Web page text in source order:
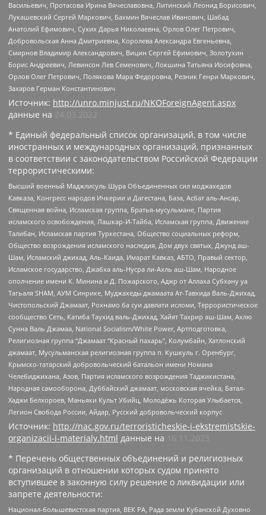
Васильевич, Протасова Ирина Вячеславовна, Литинский Леонид Борисович,
Лукашевский Сергей Маркович, Бахмин Вячеслав Иванович, Шабад
Анатолий Ефимович, Сухих Дарья Николаевна, Орлов Олег Петрович,
Добровольская Анна Дмитриевна, Королева Александра Евгеньевна,
Смирнов Владимир Александрович, Вицин Сергей Ефимович, Золотухин
Борис Андреевич, Левинсон Лев Семенович, Локшина Татьяна Иосифовна,
Орлов Олег Петрович, Полякова Мара Федоровна, Резник Генри Маркович,
Захаров Герман Константинович
Источник: http://unro.minjust.ru/NKOForeignAgent.aspx
данные на 24.03.2022
* Единый федеральный список организаций, в том числе
иностранных и международных организаций, признанных
в соответствии с законодательством Российской Федерации
террористическими:
Высший военный Маджлисуль Шура Объединенных сил моджахедов
Кавказа, Конгресс народов Ичкерии и Дагестана, База, Асбат аль-Ансар,
Священная война, Исламская группа, Братья-мусульмане, Партия
исламского освобождения, Лашкар-И-Тайба, Исламская группа, Движение
Талибан, Исламская партия Туркестана, Общество социальных реформ,
Общество возрождения исламского наследия, Дом двух святых, Джунд аш-
Шам, Исламский джихад, Аль-Каида, Имарат Кавказ, АБТО, Правый сектор,
Исламское государство, Джабха аль-Нусра ли-Ахль аш-Шам, Народное
ополчение имени К. Минина и Д. Пожарского, Аджр от Аллаха Субхану уа
Тагьаля SHAM, АУМ Синрике, Муджахеды джамаата Ат-Тавхида Валь-Джихад,
Чистопольский Джамаат, Рохнамо ба суи давлати исломи, Террористическое
сообщество Сеть, Катиба Таухид валь-Джихад, Хайят Тахрир аш-Шам, Ахлю
Сунна Валь Джамаа, National Socialism/White Power, Артподготовка,
Религиозная группа “Джамаат “Красный пахарь”, Колумбайн, Хатлонский
джамаат, Мусульманская религиозная группа п. Кушкуль г. Оренбург,
Крымско-татарский добровольческий батальон имени Номана
Челебиджихана, Азов, Партия исламского возрождения Таджикистана,
Народная самооборона, Дуббайский джамаат, московская ячейка, Батал-
Хаджи Белхороев, Маньяки Культ Убийц, Молодёжь Которая Улыбается,
Легион Свобода России, Айдар, Русский добровольческий корпус
Источник: http://nac.gov.ru/terroristicheskie-i-ekstremistskie-
organizacii-i-materialy.html данные на
16.11.2023
* Перечень общественных объединений и религиозных
организаций в отношении которых судом принято
вступившее в законную силу решение о ликвидации или
запрете деятельности:
Национал-большевистская партия, ВЕК РА, Рада земли Кубанской Духовно